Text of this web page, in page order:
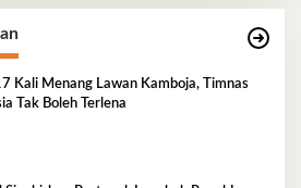
Kali Menang Lawan Kamboja, Timnas
Tak Boleh Terlena